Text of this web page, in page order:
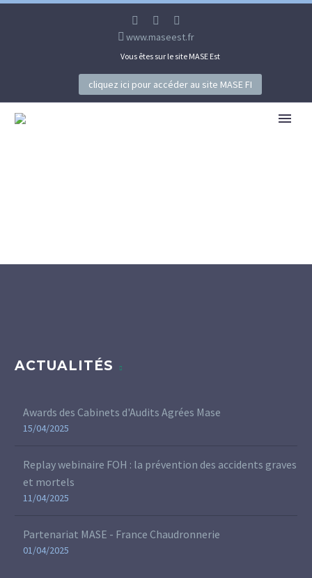
www.maseest.fr
Vous êtes sur le site MASE Est
cliquez ici pour accéder au site MASE FI
ACTUALITÉS
Awards des Cabinets d'Audits Agrées Mase
15/04/2025
Replay webinaire FOH : la prévention des accidents graves
et mortels
11/04/2025
Partenariat MASE - France Chaudronnerie
01/04/2025